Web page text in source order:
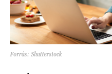
Forrás: Shutterstock